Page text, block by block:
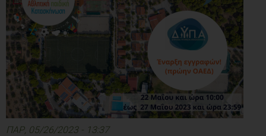
ΠΑΡ, 05/26/2023 - 13:37